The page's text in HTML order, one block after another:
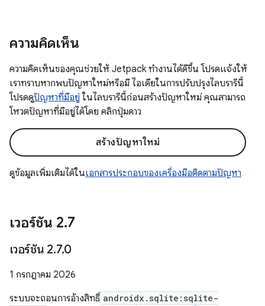
ความคิดเห็น
ความคิดเห็นของคุณช่วยให้ Jetpack ทำงานได้ดีขึ้น โปรดแจ้งให้
เราทราบหากพบปัญหาใหม่หรือมี ไอเดียในการปรับปรุงไลบรารีนี้
โปรดดูปัญหาที่มีอยู่ ในไลบรารีนี้ก่อนสร้างปัญหาใหม่ คุณสามารถ
โหวตปัญหาที่มีอยู่ได้โดย คลิกปุ่มดาว
สร้างปัญหาใหม่
ดูข้อมูลเพิ่มเติมได้ในเอกสารประกอบของเครื่องมือติดตามปัญหา
เวอร์ชัน 2.7
เวอร์ชัน 2.7.0
1 กรกฎาคม 2026
ระบบจะถอนการอ้างสิทธิ์ androidx.sqlite:sqlite-